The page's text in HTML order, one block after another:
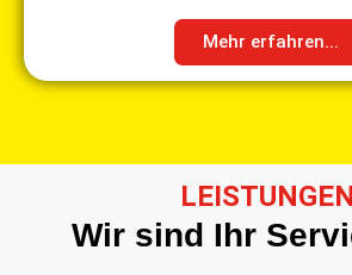
Mehr erfahren...
LEISTUNGEN
Wir sind Ihr